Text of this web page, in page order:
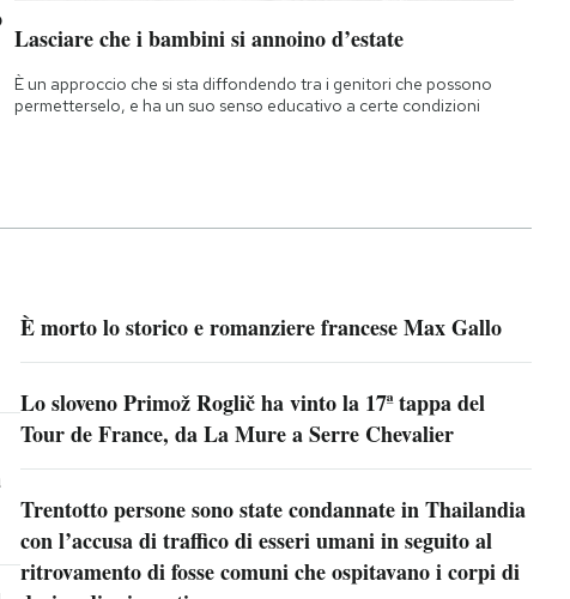
Lasciare che i bambini si annoino d’estate
È un approccio che si sta diffondendo tra i genitori che possono
permetterselo, e ha un suo senso educativo a certe condizioni
È morto lo storico e romanziere francese Max Gallo
Lo sloveno Primož Roglič ha vinto la 17ª tappa del
Tour de France, da La Mure a Serre Chevalier
Trentotto persone sono state condannate in Thailandia
con l’accusa di traffico di esseri umani in seguito al
ritrovamento di fosse comuni che ospitavano i corpi di